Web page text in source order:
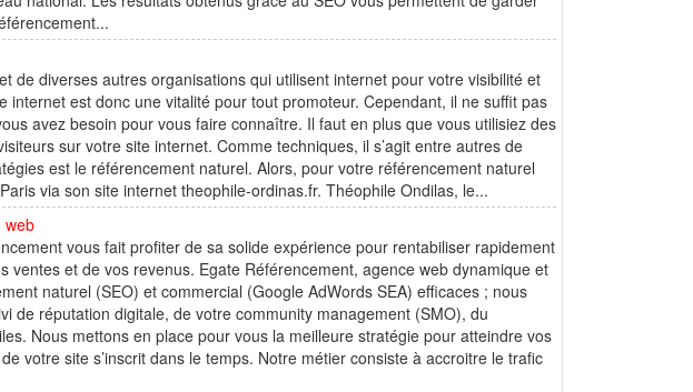
de diverses autres organisations qui utilisent internet pour votre visibilité et
internet est donc une vitalité pour tout promoteur. Cependant, il ne suffit pas
avez besoin pour vous faire connaître. Il faut en plus que vous utilisiez des
sur votre site internet. Comme techniques, il s’agit entre autres de
est le référencement naturel. Alors, pour votre référencement naturel
via son site internet theophile-ordinas.fr. Théophile Ondilas, le...
web
vous fait profiter de sa solide expérience pour rentabiliser rapidement
ventes et de vos revenus. Egate Référencement, agence web dynamique et
naturel (SEO) et commercial (Google AdWords SEA) efficaces ; nous
de réputation digitale, de votre community management (SMO), du
Nous mettons en place pour vous la meilleure stratégie pour atteindre vos
votre site s’inscrit dans le temps. Notre métier consiste à accroitre le trafic